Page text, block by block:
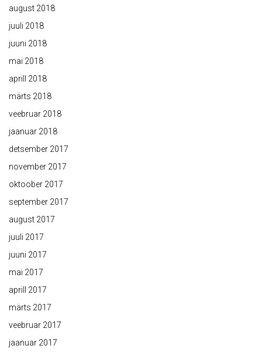
august 2018
juuli 2018
juuni 2018
mai 2018
aprill 2018
märts 2018
veebruar 2018
jaanuar 2018
detsember 2017
november 2017
oktoober 2017
september 2017
august 2017
juuli 2017
juuni 2017
mai 2017
aprill 2017
märts 2017
veebruar 2017
jaanuar 2017